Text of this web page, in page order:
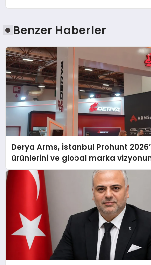
Benzer Haberler
Derya Arms, İstanbul Prohunt
ürünlerini ve global marka